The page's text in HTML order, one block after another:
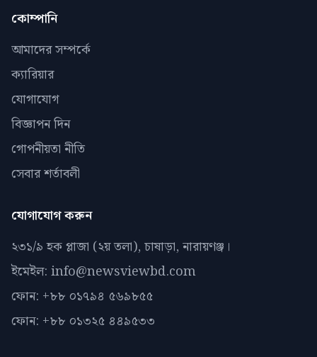
কোম্পানি
আমাদের সম্পর্কে
ক্যারিয়ার
যোগাযোগ
বিজ্ঞাপন দিন
গোপনীয়তা নীতি
সেবার শর্তাবলী
যোগাযোগ করুন
২৩১/৯ হক প্লাজা (২য় তলা), চাষাড়া, নারায়ণঞ্জ।
ইমেইল: info@newsviewbd.com
ফোন: +৮৮ ০১৭৯৪ ৫৬৯৮৫৫
ফোন: +৮৮ ০১৩২৫ ৪৪৯৫৩৩